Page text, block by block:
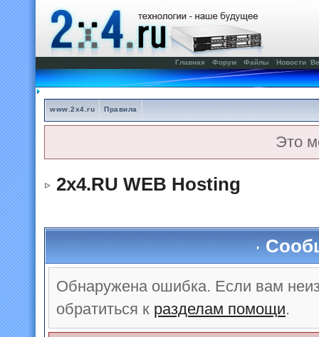
Главная Форум Файлы Новости
www.2x4.ru Правила
Это
2x4.RU WEB Hosting
Обнаружена ошибка. Если вам
обратиться к разделам помощи.